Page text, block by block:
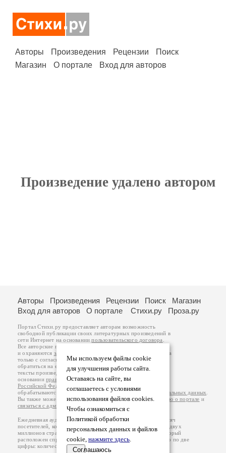
Авторы Произведения Рецензии
Поиск
Магазин
О портале Вход для авторов
Произведение удалено автором
Мы используем файлы cookie
для улучшения работы сайта.
Оставаясь на сайте, вы
соглашаетесь с условиями
использования файлов cookies.
Чтобы ознакомиться с
Политикой обработки
персональных данных и файлов
cookie, нажмите здесь.
Соглашаюсь
Авторы Произведения Рецензии Поиск
Магазин
Вход для авторов
О портале Стихи.ру Проза.ру
Портал Стихи.ру предоставляет авторам возможность
свободной публикации своих литературных произведений в
сети Интернет на основаниипользовательского договора
Все авторские права на произведения принадлежат авторам
и охраняются законом
. Перепечатка произведений возможна
только с согласия его автора, к которому вы можете
обратиться на его авторской странице. Ответственность за
тексты произведений авторы несут самостоятельно на
основанииправил публикацииизаконодательства
Российской Федерации
обрабатываются на основанииПолитики обработки персональных данных
Вы также можете посмотреть более подробнуюинформацию о портале и
связаться с администрацией
Ежедневная аудитория портала Стихи.ру – порядка 200 тысяч
посетителей, которые в общей сумме просматривают более двух
миллионов страниц по данным счетчика посещаемости, который
расположен справа от этого текста. В каждой графе указано по две
цифры: количество просмотров и количество посетителей.